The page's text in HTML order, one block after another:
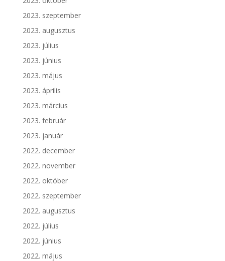
2023. szeptember
2023. augusztus
2023. július
2023. június
2023. május
2023. április
2023. március
2023. február
2023. január
2022. december
2022. november
2022. október
2022. szeptember
2022. augusztus
2022. július
2022. június
2022. május